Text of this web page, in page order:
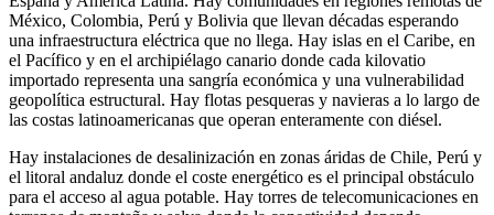
México, Colombia, Perú y Bolivia que llevan décadas esperando
una infraestructura eléctrica que no llega. Hay islas en el Caribe, en
el Pacífico y en el archipiélago canario donde cada kilovatio
importado representa una sangría económica y una vulnerabilidad
geopolítica estructural. Hay flotas pesqueras y navieras a lo largo de
las costas latinoamericanas que operan enteramente con diésel.
Hay instalaciones de desalinización en zonas áridas de Chile, Perú y
el litoral andaluz donde el coste energético es el principal obstáculo
para el acceso al agua potable. Hay torres de telecomunicaciones en